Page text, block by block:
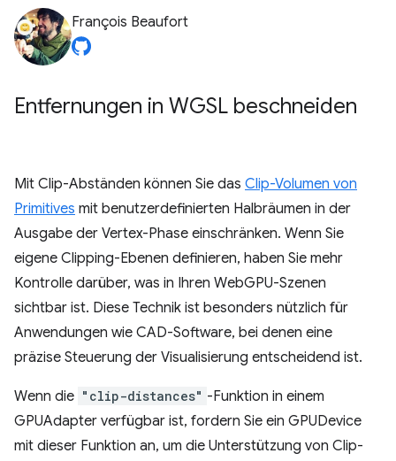
François Beaufort
Entfernungen in WGSL beschneiden
Mit Clip-Abständen können Sie das Clip-Volumen von
Primitives mit benutzerdefinierten Halbräumen in der
Ausgabe der Vertex-Phase einschränken. Wenn Sie
eigene Clipping-Ebenen definieren, haben Sie mehr
Kontrolle darüber, was in Ihren WebGPU-Szenen
sichtbar ist. Diese Technik ist besonders nützlich für
Anwendungen wie CAD-Software, bei denen eine
präzise Steuerung der Visualisierung entscheidend ist.
Wenn die "clip-distances" -Funktion in einem
GPUAdapter verfügbar ist, fordern Sie ein GPUDevice
mit dieser Funktion an, um die Unterstützung von Clip-